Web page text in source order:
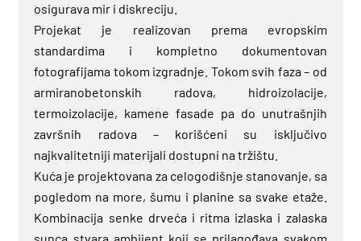
osigurava mir i diskreciju.
Projekat je realizovan prema evropskim
standardima i kompletno dokumentovan
fotografijama tokom izgradnje. Tokom svih faza – od
armiranobetonskih radova, hidroizolacije,
termoizolacije, kamene fasade pa do unutrašnjih
završnih radova – korišćeni su isključivo
najkvalitetniji materijali dostupni na tržištu.
Kuća je projektovana za celogodišnje stanovanje, sa
pogledom na more, šumu i planine sa svake etaže.
Kombinacija senke drveća i ritma izlaska i zalaska